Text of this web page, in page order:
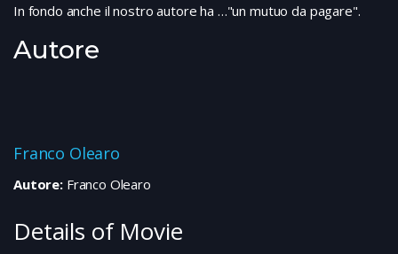
In fondo anche il nostro autore ha …"un mutuo da pagare".
Autore
Franco Olearo
Autore:Franco Olearo
Details of Movie